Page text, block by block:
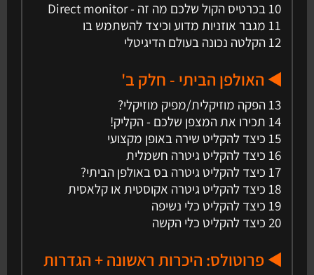
10 בכרטיס הקול שלכם מה זה - Direct monitor
11 מגבר אוזניות מדוע וכיצד להשתמש בו
12 הקלטה נכונה בעולם הדיגיטלי
◀️ האולפן הביתי - חלק ב'
13 הפקה מוזיקלית/מפיק מוזיקלי?
14 תכירו את המצפן שלכם - הקליק!
15 כיצד להקליט שירה באופן מקצועי
16 כיצד להקליט גיטרה חשמלית
17 כיצד להקליט גיטרה בס באולפן הביתי?
18 כיצד להקליט גיטרה אקוסטית או קלאסית
19 כיצד להקליט כלי נשיפה
20 כיצד להקליט כלי הקשה
◀️ פרוטולס: היכרות ראשונה + הגדרות